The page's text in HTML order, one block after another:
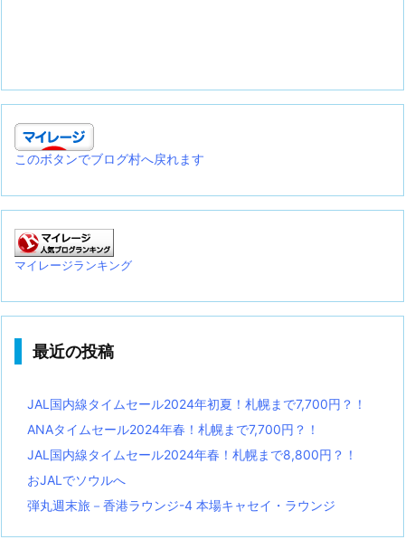
このボタンでブログ村へ戻れます
マイレージランキング
最近の投稿
JAL国内線タイムセール2024年初夏！札幌まで7,700円？！
ANAタイムセール2024年春！札幌まで7,700円？！
JAL国内線タイムセール2024年春！札幌まで8,800円？！
おJALでソウルへ
弾丸週末旅－香港ラウンジ-4 本場キャセイ・ラウンジ